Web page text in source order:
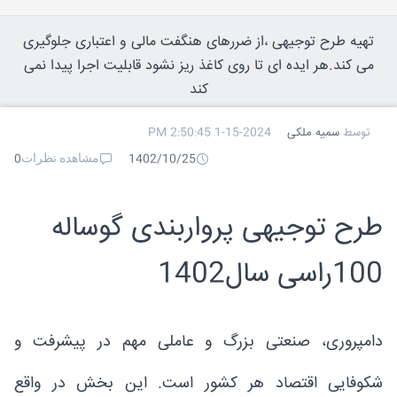
تهیه طرح توجیهی ،از ضررهای هنگفت مالی و اعتباری جلوگیری
می کند.هر ایده ای تا روی کاغذ ریز نشود قابلیت اجرا پیدا نمی
کند
توسط سمیه ملکی
1-15-2024 2:50:45 PM
1402/10/25
مشاهده نظرات0
طرح توجیهی پرواربندی گوساله
100راسی سال1402
دامپروری، صنعتی بزرگ و عاملی مهم در پیشرفت و
شکوفایی اقتصاد هر کشور است. این بخش در واقع